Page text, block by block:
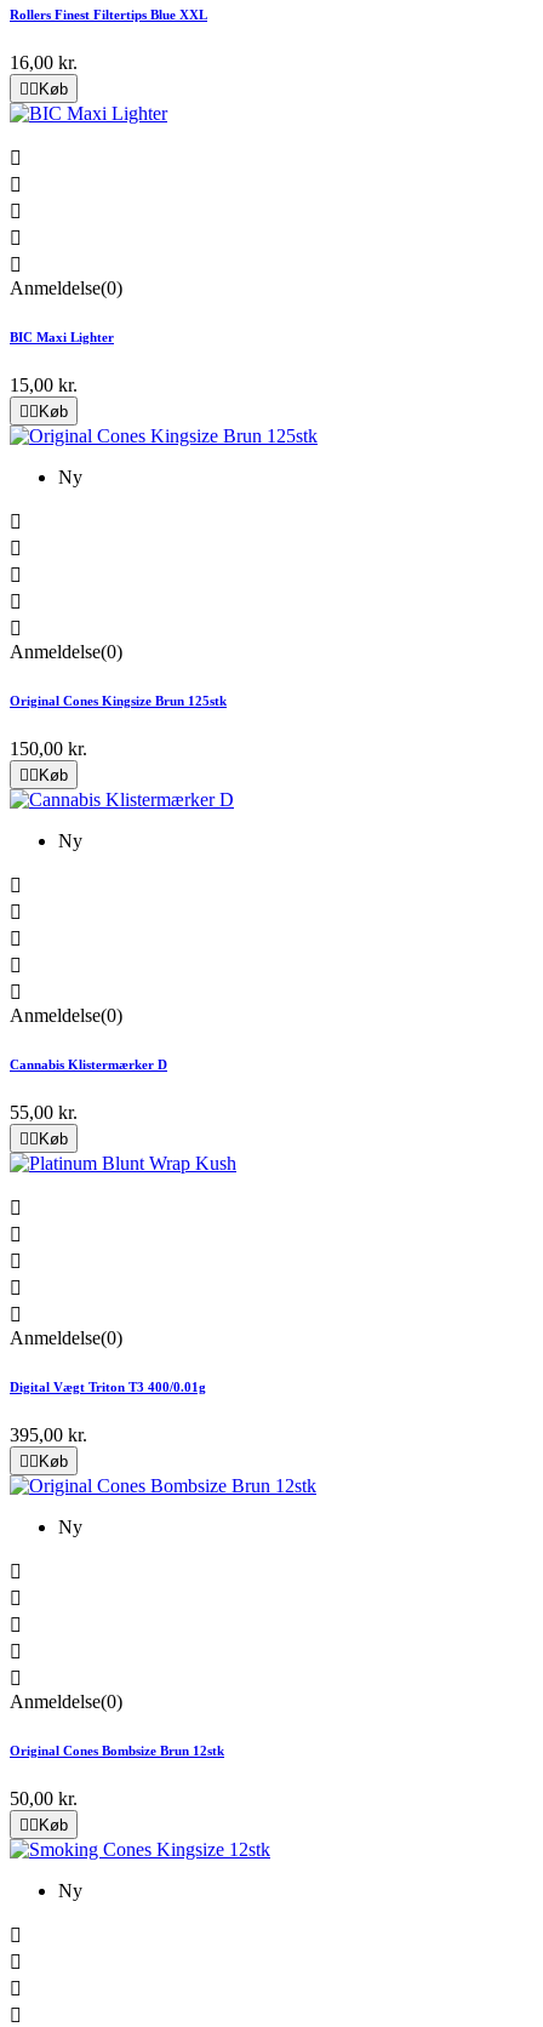
Rollers Finest Filtertips Blue XXL
16,00 kr.
  Køb





Anmeldelse(0)
BIC Maxi Lighter
15,00 kr.
  Køb
Ny





Anmeldelse(0)
Original Cones Kingsize Brun 125stk
150,00 kr.
  Køb
Ny





Anmeldelse(0)
Cannabis Klistermærker D
55,00 kr.
Køb





Anmeldelse(0)
Digital Vægt Triton T3 400/0.01g
395,00 kr.
Køb
Ny





Anmeldelse(0)
Original Cones Bombsize Brun 12stk
50,00 kr.
Køb
Ny



